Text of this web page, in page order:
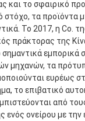
και το σφαιρικό
στόχο, τα
Το 2017, η Co.
πράκτορας της
εμπορικά
τα
ευρέως
το επιβατικό
από
ενός ονείρου με